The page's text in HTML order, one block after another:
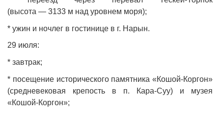
(высота — 3133 м над уровнем моря);
* ужин и ночлег в гостинице в г. Нарын.
29 июля:
* завтрак;
* посещение исторического памятника «Кошой‑Коргон»
(средневековая крепость в п. Кара‑Суу) и музея
«Кошой‑Коргон»;